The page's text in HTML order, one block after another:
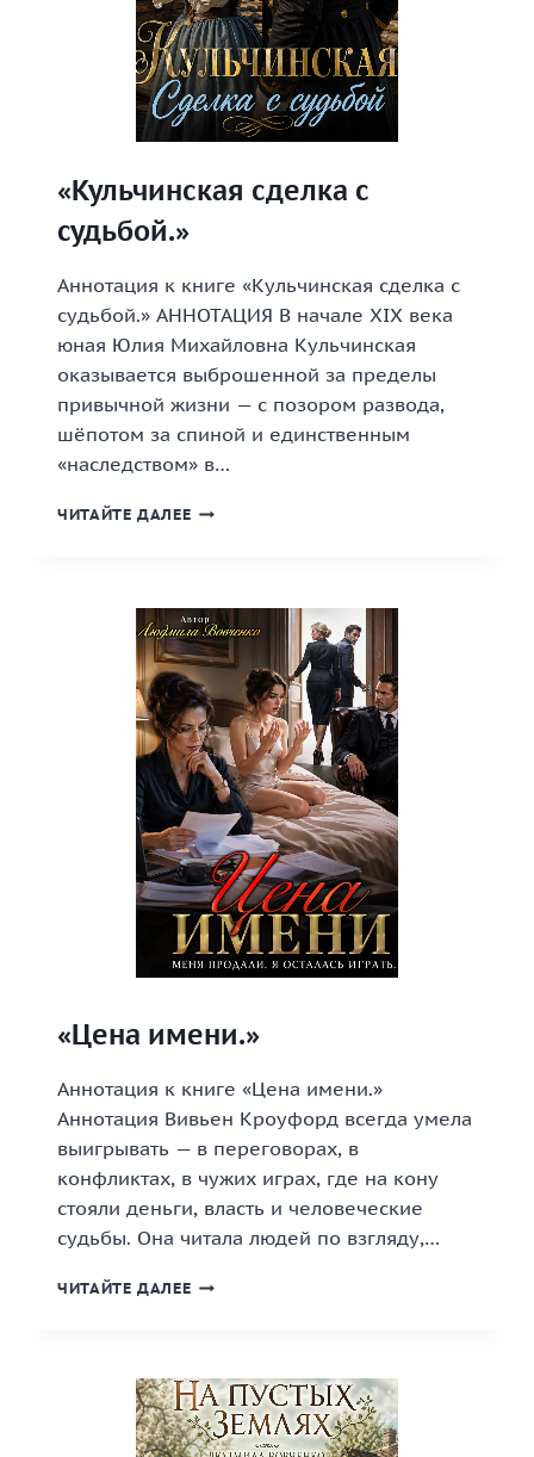
«Кульчинская сделка с
судьбой.»
Аннотация к книге «Кульчинская сделка с
судьбой.» АННОТАЦИЯ В начале XIX века
юная Юлия Михайловна Кульчинская
оказывается выброшенной за пределы
привычной жизни — с позором развода,
шёпотом за спиной и единственным
«наследством» в…
ЧИТАЙТЕ ДАЛЕЕ «КУЛЬЧИНСКАЯ
«Цена имени.»
Аннотация к книге «Цена имени.»
Аннотация Вивьен Кроуфорд всегда умела
выигрывать — в переговорах, в
конфликтах, в чужих играх, где на кону
стояли деньги, власть и человеческие
судьбы. Она читала людей по взгляду,…
ЧИТАЙТЕ ДАЛЕЕ «ЦЕНА